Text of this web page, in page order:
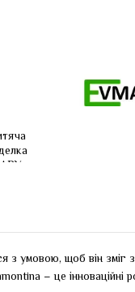
з умовою, щоб він зміг
– це